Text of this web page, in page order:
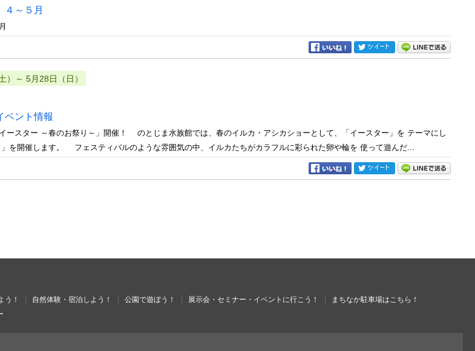
４～５月
）～ 5月28日（日）
ベント情報
ースター ～春のお祭り～」開催！ のとじま水族館では、春のイルカ・アシカショーとして、「イースター」を テーマにし
を開催します。 フェスティバルのような雰囲気の中、イルカたちがカラフルに彩られた卵や輪を 使って遊んだ...
う！ 自然体験・宿泊しよう！ 公園で遊ぼう！ 展示会・セミナー・イベントに行こう！
まちなか駐車場はこちら！